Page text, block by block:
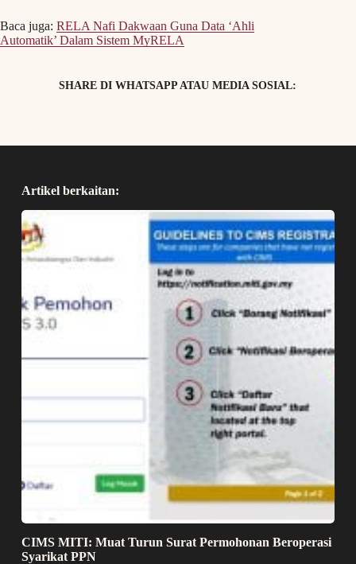
Baca juga: RELA Nafi Dakwaan Guna Data ‘Ahli
Automatik’ Dalam Sistem MyRELA
SHARE DI WHATSAPP ATAU MEDIA SOSIAL:
Artikel berkaitan:
CIMS MITI: Muat Turun Surat Permohonan Beroperasi
Syarikat PPN